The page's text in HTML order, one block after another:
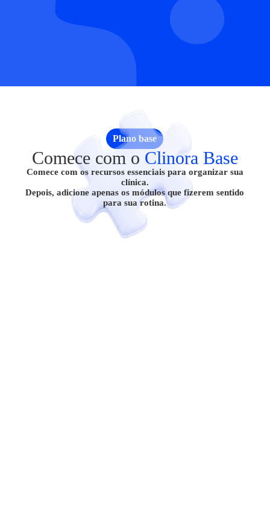
Plano base
Comece com o Clinora Base
Comece com os recursos essenciais para organizar sua
clínica.
Depois, adicione apenas os módulos que fizerem sentido
para sua rotina.